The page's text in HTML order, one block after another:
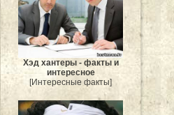
Хэд хантеры - факты и
интересное
[Интересные факты]